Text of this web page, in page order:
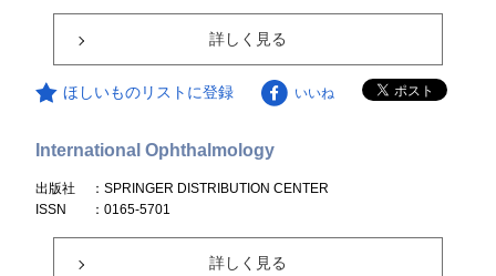
詳しく見る
ほしいものリストに登録 いいね
International Ophthalmology
出版社
：SPRINGER DISTRIBUTION CENTER
ISSN
：0165-5701
詳しく見る